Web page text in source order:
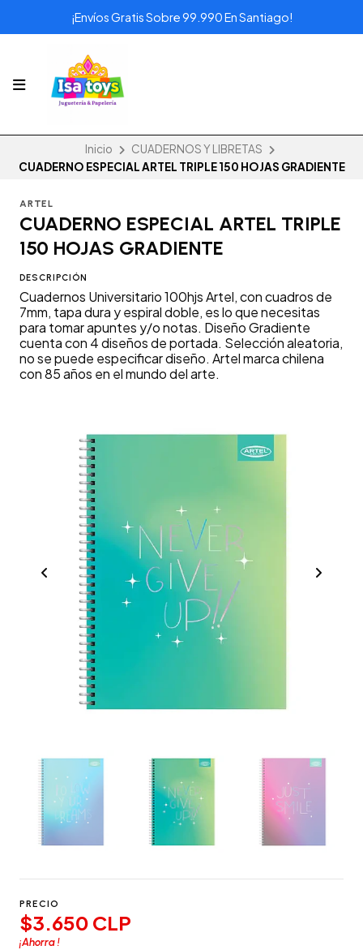
¡Envíos Gratis Sobre 99.990 En Santiago!
Inicio
CUADERNOS Y LIBRETAS
CUADERNO ESPECIAL ARTEL TRIPLE 150 HOJAS GRADIENTE
ARTEL
CUADERNO ESPECIAL ARTEL TRIPLE
150 HOJAS GRADIENTE
DESCRIPCIÓN
Cuadernos Universitario 100hjs Artel, con cuadros de
7mm, tapa dura y espiral doble, es lo que necesitas
para tomar apuntes y/o notas. Diseño Gradiente
cuenta con 4 diseños de portada. Selección aleatoria,
no se puede especificar diseño. Artel marca chilena
con 85 años en el mundo del arte.
PRECIO
$3.650 CLP
¡Ahorra!